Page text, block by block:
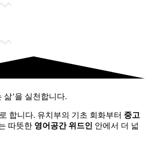
삶’을 실천합니다.
합니다. 유치부의 기초 회화부터 중고
따뜻한 영어공간 위드인 안에서 더 넓